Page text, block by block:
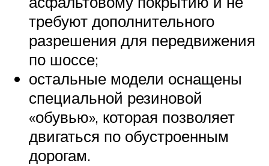
требуют дополнительного
разрешения для передвижения
по шоссе;
остальные модели оснащены
специальной резиновой
«обувью», которая позволяет
двигаться по обустроенным
дорогам.